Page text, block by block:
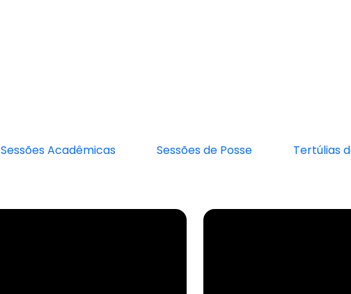
Sessões Acadêmicas Sessões de Posse Tertúlias